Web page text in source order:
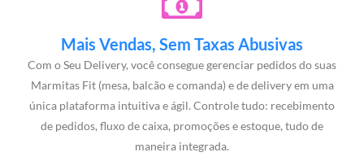
Mais Vendas, Sem Taxas Abusivas
Com o Seu Delivery, você consegue gerenciar pedidos do suas
Marmitas Fit (mesa, balcão e comanda) e de delivery em uma
única plataforma intuitiva e ágil. Controle tudo: recebimento
de pedidos, fluxo de caixa, promoções e estoque, tudo de
maneira integrada.